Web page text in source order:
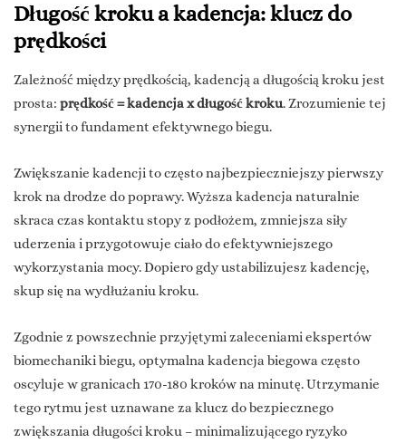
Długość kroku a kadencja: klucz do
prędkości
Zależność między prędkością, kadencją a długością kroku jest
prosta: prędkość = kadencja x długość kroku. Zrozumienie tej
synergii to fundament efektywnego biegu.
Zwiększanie kadencji to często najbezpieczniejszy pierwszy
krok na drodze do poprawy. Wyższa kadencja naturalnie
skraca czas kontaktu stopy z podłożem, zmniejsza siły
uderzenia i przygotowuje ciało do efektywniejszego
wykorzystania mocy. Dopiero gdy ustabilizujesz kadencję,
skup się na wydłużaniu kroku.
Zgodnie z powszechnie przyjętymi zaleceniami ekspertów
biomechaniki biegu, optymalna kadencja biegowa często
oscyluje w granicach 170-180 kroków na minutę. Utrzymanie
tego rytmu jest uznawane za klucz do bezpiecznego
zwiększania długości kroku – minimalizującego ryzyko